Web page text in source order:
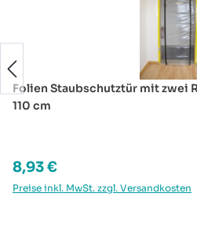
Folien Staubschutztür mit zwei
110 cm
Regulärer Preis:
8,93 €
Preise inkl. MwSt. zzgl. Versandkosten